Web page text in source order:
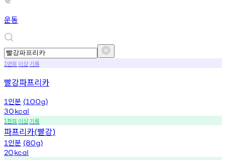
운동
1 만회 이상기록
빨강파프리카
1 인분 (100g)
30kcal
1천회 이상기록
파프리카(빨강)
1 인분 (80g)
20kcal